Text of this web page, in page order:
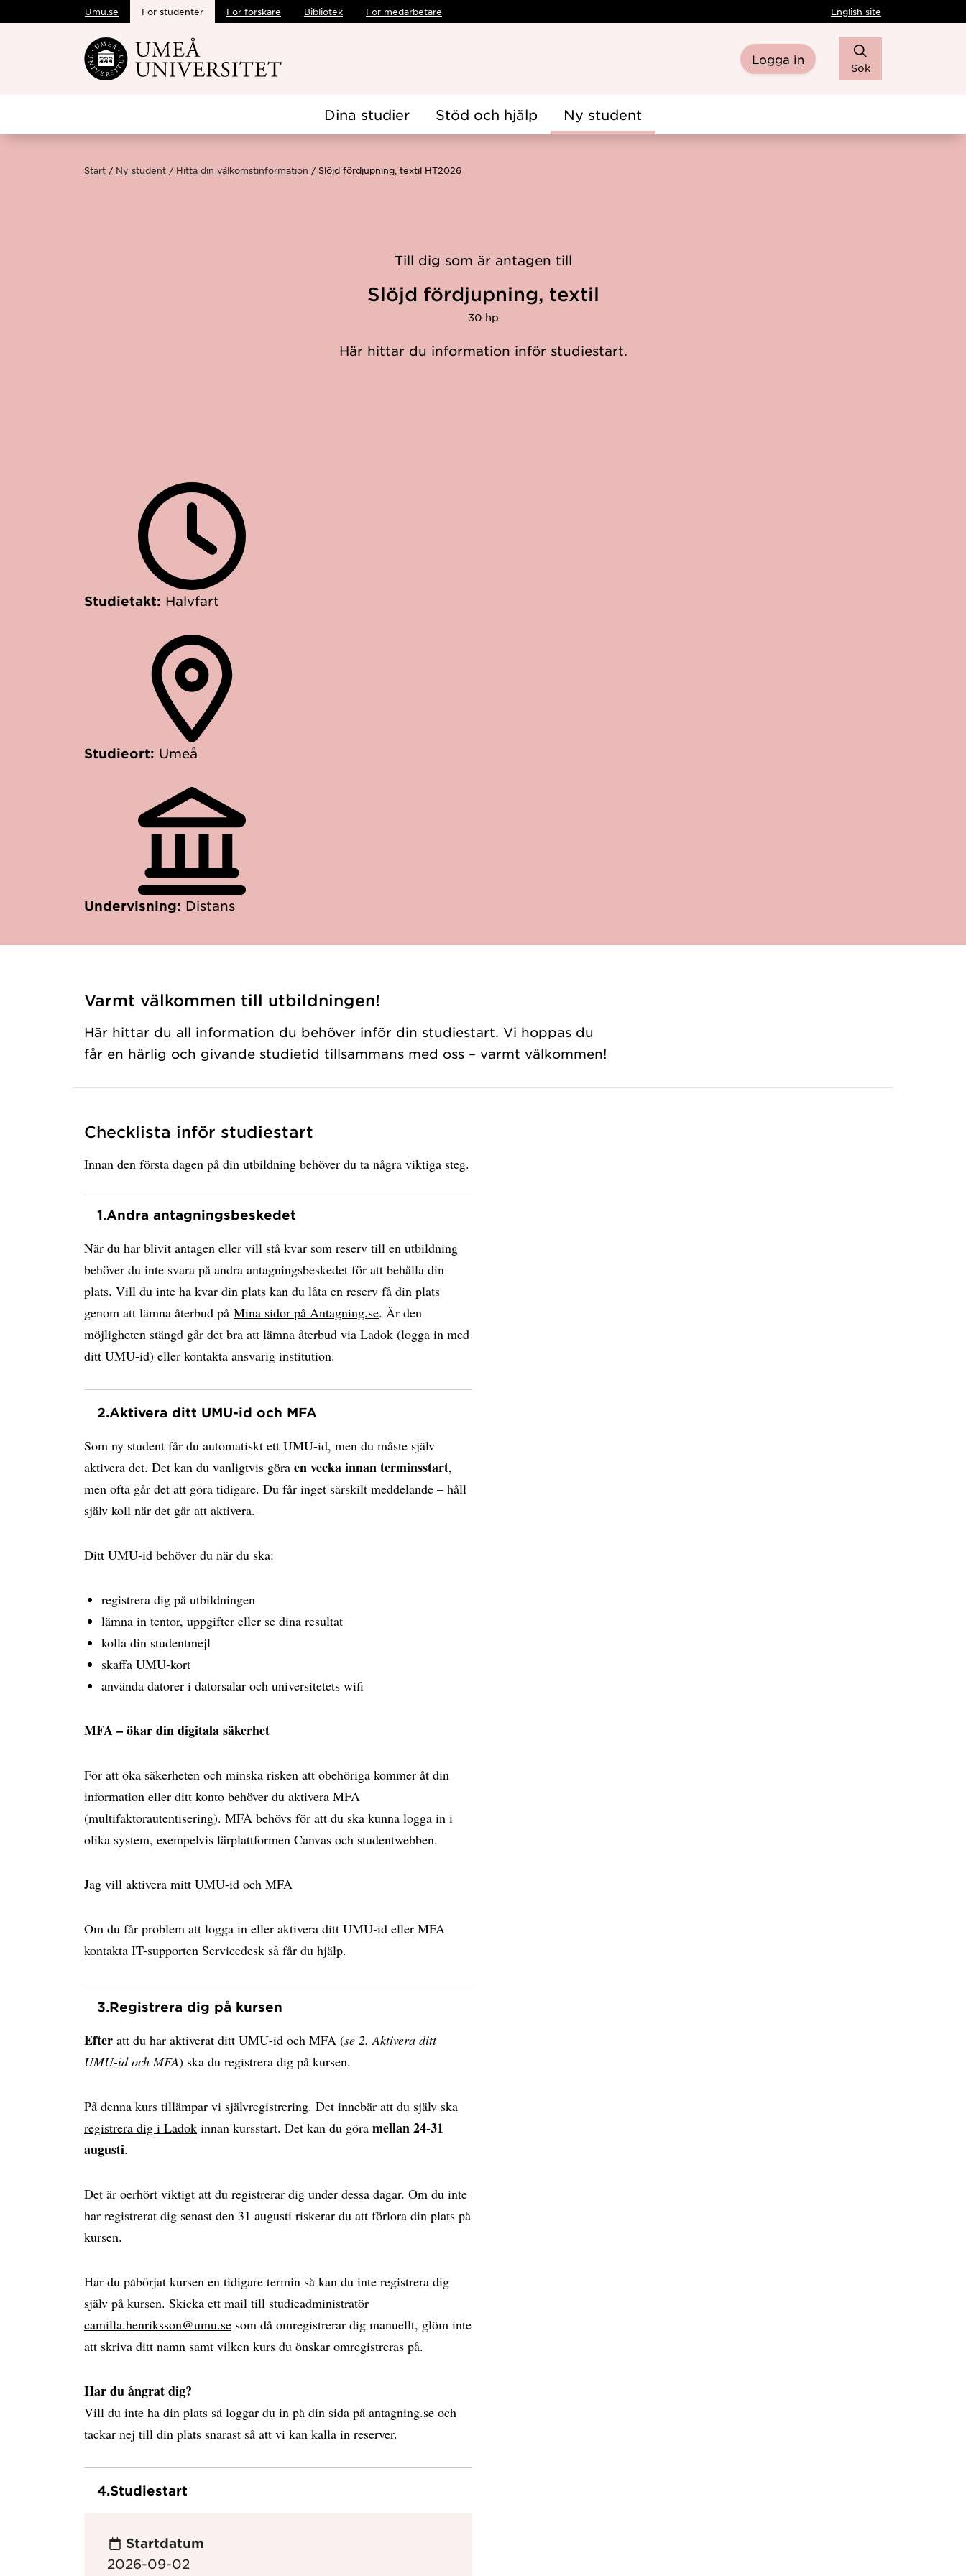
Hoppa direkt till innehållet
Umu.se För studenter För forskare Bibliotek För medarbetare English site
Logga in
Sök
Dina studier Stöd och hjälp Ny student
Start Ny student Hitta din välkomstinformation Slöjd fördjupning, textil HT2026
Till dig som är antagen till
Slöjd fördjupning, textil
30 hp
Här hittar du information inför studiestart.
Studietakt: Halvfart
Studieort: Umeå
Undervisning: Distans
Varmt välkommen till utbildningen!
Här hittar du all information du behöver inför din studiestart. Vi hoppas du
får en härlig och givande studietid tillsammans med oss – varmt välkommen!
Checklista inför studiestart
Innan den första dagen på din utbildning behöver du ta några viktiga steg.
1.Andra antagningsbeskedet
När du har blivit antagen eller vill stå kvar som reserv till en utbildning
behöver du inte svara på andra antagningsbeskedet för att behålla din
plats. Vill du inte ha kvar din plats kan du låta en reserv få din plats
genom att lämna återbud på Mina sidor på Antagning.se. Är den
möjligheten stängd går det bra att lämna återbud via Ladok (logga in med
ditt UMU-id) eller kontakta ansvarig institution.
2.Aktivera ditt UMU-id och MFA
Som ny student får du automatiskt ett UMU-id, men du måste själv
aktivera det. Det kan du vanligtvis göra en vecka innan terminsstart,
men ofta går det att göra tidigare. Du får inget särskilt meddelande – håll
själv koll när det går att aktivera.
Ditt UMU-id behöver du när du ska:
registrera dig på utbildningen
lämna in tentor, uppgifter eller se dina resultat
kolla din studentmejl
skaffa UMU-kort
använda datorer i datorsalar och universitetets wifi
MFA – ökar din digitala säkerhet
För att öka säkerheten och minska risken att obehöriga kommer åt din
information eller ditt konto behöver du aktivera MFA
(multifaktorautentisering). MFA behövs för att du ska kunna logga in i
olika system, exempelvis lärplattformen Canvas och studentwebben.
Jag vill aktivera mitt UMU-id och MFA
Om du får problem att logga in eller aktivera ditt UMU-id eller MFA
kontakta IT-supporten Servicedesk så får du hjälp.
3.Registrera dig på kursen
Efter att du har aktiverat ditt UMU-id och MFA (se 2. Aktivera ditt
UMU-id och MFA) ska du registrera dig på kursen.
På denna kurs tillämpar vi självregistrering. Det innebär att du själv ska
registrera dig i Ladok innan kursstart. Det kan du göra mellan 24-31
augusti.
Det är oerhört viktigt att du registrerar dig under dessa dagar. Om du inte
har registrerat dig senast den 31 augusti riskerar du att förlora din plats på
kursen.
Har du påbörjat kursen en tidigare termin så kan du inte registrera dig
själv på kursen. Skicka ett mail till studieadministratör
camilla.henriksson@umu.se som då omregistrerar dig manuellt, glöm inte
att skriva ditt namn samt vilken kurs du önskar omregistreras på.
Har du ångrat dig?
Vill du inte ha din plats så loggar du in på din sida på antagning.se och
tackar nej till din plats snarast så att vi kan kalla in reserver.
4.Studiestart
Startdatum
2026-09-02